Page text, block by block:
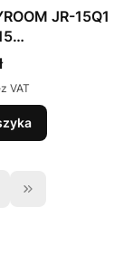
JR-15Q1
VAT
Przejdź do